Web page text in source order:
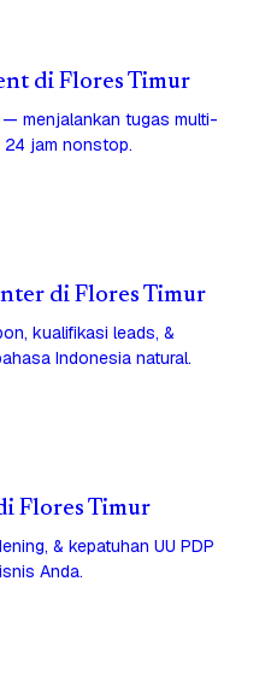
di Flores Timur
menjalankan tugas multi-
24 jam nonstop.
di Flores Timur
kualifikasi leads, &
Indonesia natural.
Flores Timur
& kepatuhan UU PDP
Anda.